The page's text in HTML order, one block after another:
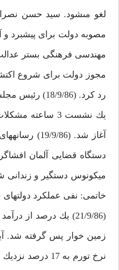
مهندسى فرهنگى بستر
مجوز دولت براى شروع
رد كرد. (18/
يك نشست 3
خاتمى: نفى عملكرد
زمين خوار پس گرفته شد.